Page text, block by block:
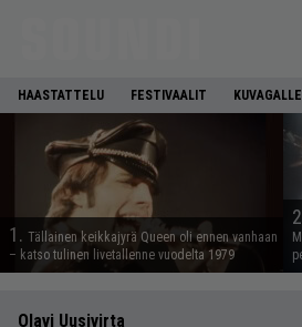
HAASTATTELU FESTIVAALIT
1. Tällainen keikkajyrä Queen oli ennen vanhaan
– katso tulinen livetallenne vuodelta 1979
Olavi Uusivirta